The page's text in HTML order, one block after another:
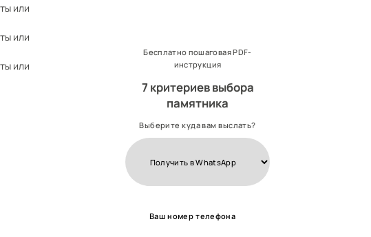
или
или
или
Бесплатно пошаговая PDF-
инструкция
7 критериев выбора
памятника
Выберите куда вам выслать?